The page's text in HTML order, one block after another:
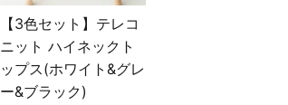
【3色セット】テレコ
ニット ハイネックト
ップス(ホワイト&グレ
ー&ブラック)